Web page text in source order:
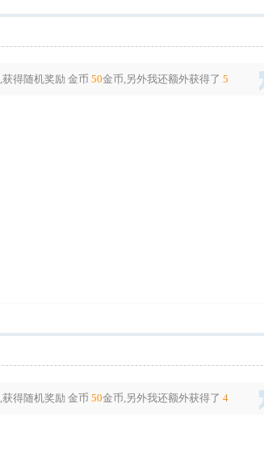
,获得随机奖励金币50金币,另外我还额外获得了 5
,获得随机奖励金币50金币,另外我还额外获得了 4